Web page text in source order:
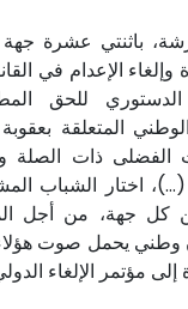
باثنتي عشرة جهة
الإعدام في
الدستوري للحق
المتعلقة بعقوبة
الفضلى ذات الصلة
كل جهة، من أجل
وطني يحمل صوت
مؤتمر الإلغاء